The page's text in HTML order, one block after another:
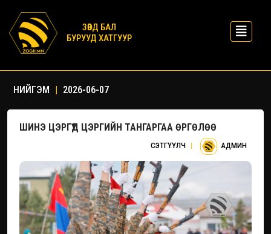
ЗӨВД БАЛ
БУРУУД ХАТГУУР
НИЙГЭМ | 2026-06-07
ШИНЭ ЦЭРГҮҮД ЦЭРГИЙН ТАНГАРГАА ӨРГӨЛӨӨ
СЭТГҮҮЛЧ | АДМИН